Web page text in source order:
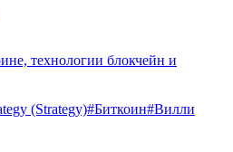
технологии блокчейн и
(Strategy)#Биткоин#Вилли